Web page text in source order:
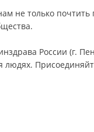
только
России (г.